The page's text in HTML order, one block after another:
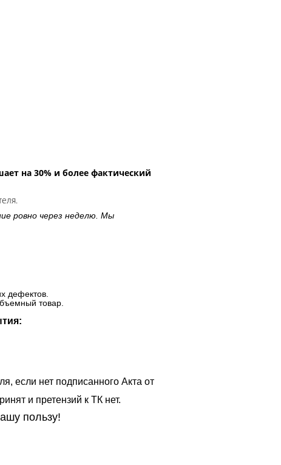
на 30% и более фактический
ровно через неделю. Мы
дефектов.
товар.
если нет подписанного Акта от
и претензий к ТК нет.
пользу!